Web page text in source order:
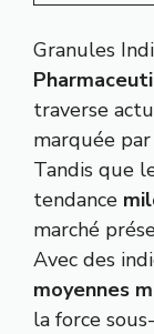
Granules
traverse
marquée
Tandis que
tendance
marché
Avec des
moyennes
la force